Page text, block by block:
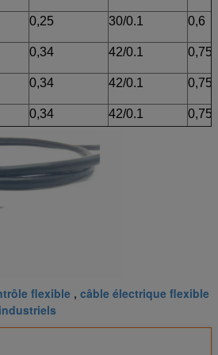
0,25 30/0.1 0,6
0,34 42/0.1 0,75
0,34 42/0.1 0,75
0,34 42/0.1 0,75
flexible , câble électrique flexible